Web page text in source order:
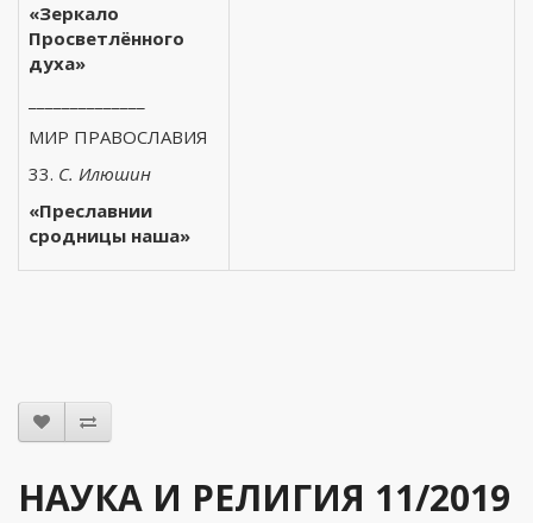
«Зеркало
Просветлённого
духа»
МИР ПРАВОСЛАВИЯ
33. С. Илюшин
«Преславнии
сродницы наша»
НАУКА И РЕЛИГИЯ 11/2019